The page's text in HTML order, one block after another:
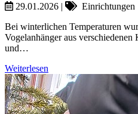
29.01.2026 |
Einrichtungen
Bei winterlichen Temperaturen
Vogelanhänger aus
und…
Weiterlesen